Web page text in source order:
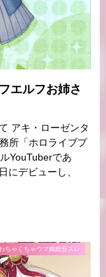
エルフお姉さ
アキ・ローゼンタ
所「ホロライブプ
YouTuberであ
にデビューし、
わちゃくちゃウマ娘総合スレ